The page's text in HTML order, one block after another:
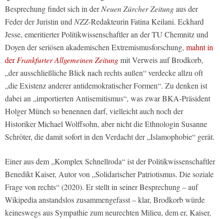
Besprechung findet sich in derNeuen Zürcher Zeitungaus der
Feder der Juristin und NZZ-Redakteurin Fatina Keilani. Eckhard
Jesse, emeritierter Politikwissenschaftler an der TU Chemnitz und
Doyen der seriösen akademischen Extremismusforschung, mahnt in
derFrankfurter Allgemeinen Zeitungmit Verweis auf Brodkorb,
„der ausschließliche Blick nach rechts außen“ verdecke allzu oft
„die Existenz anderer antidemokratischer Formen“. Zu denken ist
dabei an „importierten Antisemitismus“, was zwar BKA-Präsident
Holger Münch so benennen darf, vielleicht auch noch der
Historiker Michael Wolffsohn, aber nicht die Ethnologin Susanne
Schröter, die damit sofort in den Verdacht der „Islamophobie“ gerät.
Einer aus dem „Komplex Schnellroda“ ist der Politikwissenschaftler
Benedikt Kaiser, Autor von „Solidarischer Patriotismus. Die soziale
Frage von rechts“ (2020). Er stellt in seiner Besprechung – auf
Wikipedia anstandslos zusammengefasst – klar, Brodkorb würde
keineswegs aus Sympathie zum neurechten Milieu, dem er, Kaiser,